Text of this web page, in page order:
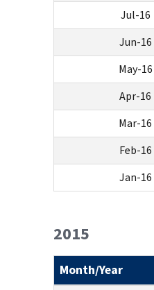
Jul-16
Jun-16
May-16
Apr-16
Mar-16
Feb-16
Jan-16
2015
Month/Year